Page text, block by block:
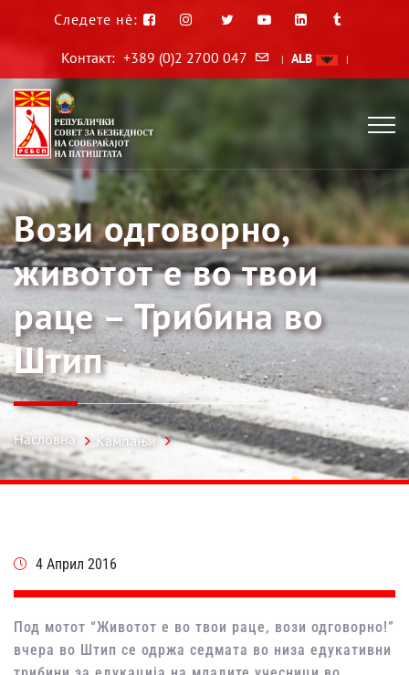
Следете нè:
Контакт: +389 (0)2 2700 047 | ALB |
Вози одговорно,
животот е во твои
раце – Трибина во
Штип
Насловна Кампањи
4 Април 2016
Под мотот “Животот е во твои раце, вози одговорно!”
вчера во Штип се одржа седмата во низа едукативни